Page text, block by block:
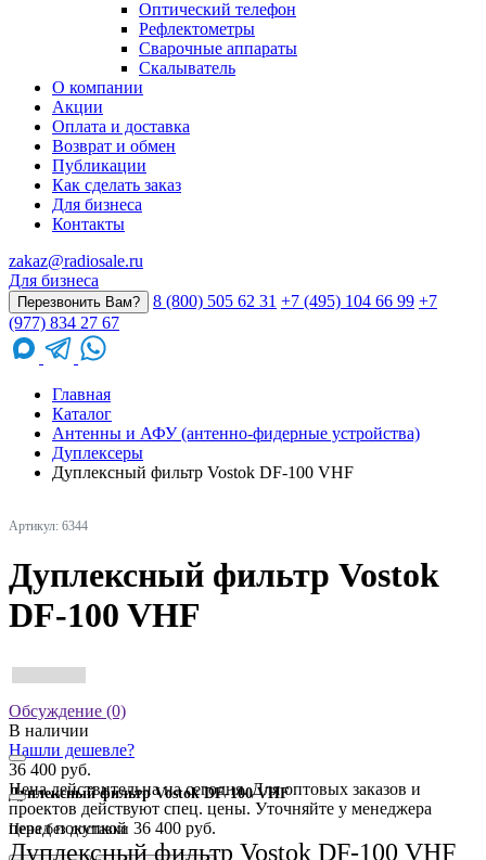
Оптический телефон
Рефлектометры
Сварочные аппараты
Скалыватель
О компании
Акции
Оплата и доставка
Возврат и обмен
Публикации
Как сделать заказ
Для бизнеса
Контакты
zakaz@radiosale.ru
Для бизнеса
Перезвонить Вам? 8 (800) 505 62 31 +7 (495) 104 66 99 +7
(977) 834 27 67
Главная
Каталог
Антенны и АФУ (антенно-фидерные устройства)
Дуплексеры
Дуплексный фильтр Vostok DF-100 VHF
Артикул: 6344
Дуплексный фильтр Vostok
DF-100 VHF
Обсуждение (0)
Дуплексный фильтр Vostok DF-100 VHF
Цена без доставки 36 400 руб.
Дуплексный фильтр Vostok DF-100 VHF
В наличии
Нашли дешевле?
36 400 руб.
Цена действительна на сегодня. Для оптовых заказов и
проектов действуют спец. цены. Уточняйте у менеджера
перед покупкой